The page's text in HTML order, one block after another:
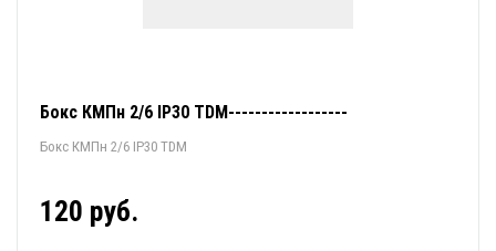
Бокс КМПн 2/6 IP30 TDM------------------
Бокс КМПн 2/6 IP30 TDM
120 руб.